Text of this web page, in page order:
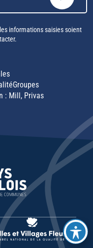
informations saisies soient
Groupes
: Mill, Privas